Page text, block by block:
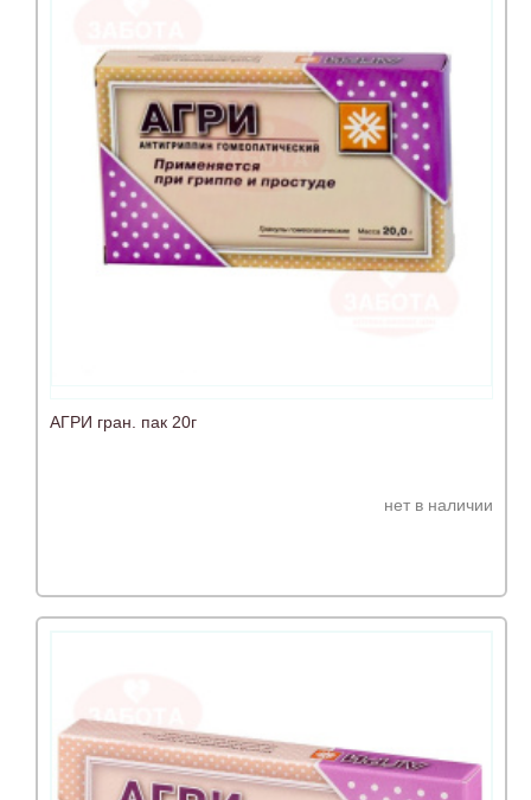
АГРИ гран. пак 20г
нет в наличии